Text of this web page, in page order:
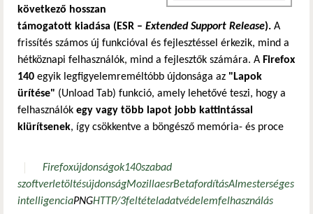
következő hosszan
támogatott kiadása (ESR – Extended Support Release). A
frissítés számos új funkcióval és fejlesztéssel érkezik, mind a
hétköznapi felhasználók, mind a fejlesztők számára. A Firefox
140 egyik legfigyelemreméltóbb újdonsága az "Lapok
ürítése" (Unload Tab) funkció, amely lehetővé teszi, hogy a
felhasználók egy vagy több lapot jobb kattintással
kiürítsenek, így csökkentve a böngésző memória- és proce
Firefoxújdonságok140szabad
szoftverletöltésújdonságMozillaesrBetafordításAImesterséges
intelligenciaPNGHTTP/3feltételadatvédelemfelhasználás